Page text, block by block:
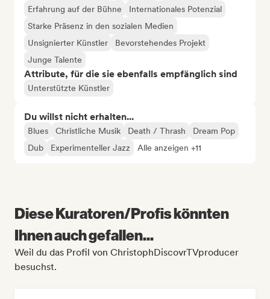
Erfahrung auf der Bühne
Internationales Potenzial
Starke Präsenz in den sozialen Medien
Unsignierter Künstler
Bevorstehendes Projekt
Junge Talente
Attribute, für die sie ebenfalls empfänglich sind
Unterstützte Künstler
Du willst nicht erhalten...
Blues Christliche Musik Death / Thrash
Dream Pop
Dub
Experimenteller Jazz Alle anzeigen +11
Diese Kuratoren/Profis könnten
Ihnen auch gefallen...
Weil du das Profil von ChristophDiscovrTVproducer
besuchst.